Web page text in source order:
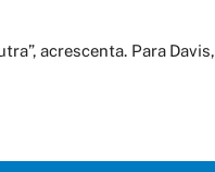
acrescenta. Para Davis,